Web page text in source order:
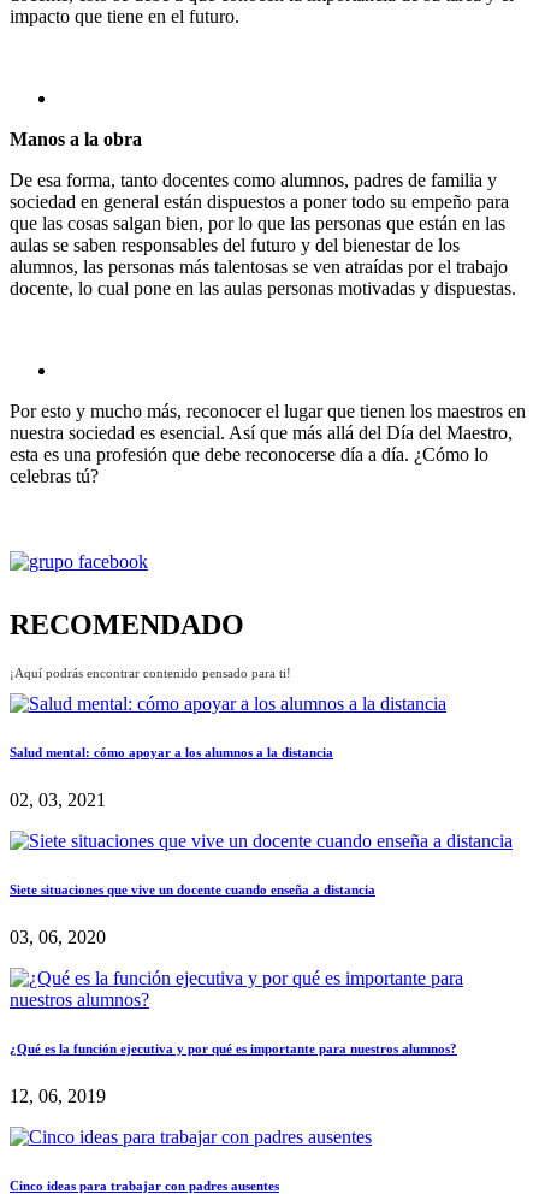
impacto que tiene en el futuro.
Manos a la obra
De esa forma, tanto docentes como alumnos, padres de familia y
sociedad en general están dispuestos a poner todo su empeño para
que las cosas salgan bien, por lo que las personas que están en las
aulas se saben responsables del futuro y del bienestar de los
alumnos, las personas más talentosas se ven atraídas por el trabajo
docente, lo cual pone en las aulas personas motivadas y dispuestas.
Por esto y mucho más, reconocer el lugar que tienen los maestros en
nuestra sociedad es esencial. Así que más allá del Día del Maestro,
esta es una profesión que debe reconocerse día a día. ¿Cómo lo
celebras tú?
RECOMENDADO
¡Aquí podrás encontrar contenido pensado para ti!
Salud mental: cómo apoyar a los alumnos a la distancia
02, 03, 2021
Siete situaciones que vive un docente cuando enseña a distancia
03, 06, 2020
¿Qué es la función ejecutiva y por qué es importante para nuestros alumnos?
12, 06, 2019
Cinco ideas para trabajar con padres ausentes